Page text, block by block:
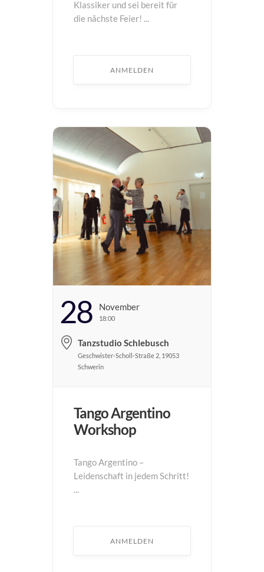
Klassiker und sei bereit für
die nächste Feier! ...
ANMELDEN
28 November
18:00
Tanzstudio Schlebusch
Geschwister-Scholl-Straße 2, 19053
Schwerin
Tango Argentino
Workshop
Tango Argentino –
Leidenschaft in jedem Schritt!
...
ANMELDEN